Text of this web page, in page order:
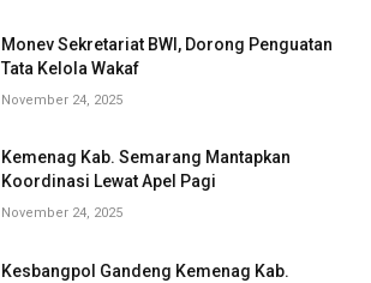
Monev Sekretariat BWI, Dorong Penguatan
Tata Kelola Wakaf
November 24, 2025
Kemenag Kab. Semarang Mantapkan
Koordinasi Lewat Apel Pagi
November 24, 2025
Kesbangpol Gandeng Kemenag Kab.